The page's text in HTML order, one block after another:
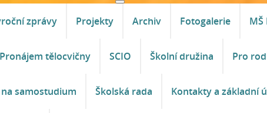
zprávy Projekty Archiv Fotogalerie MŠ
Pronájem tělocvičny SCIO Školní družina Pro
na samostudium Školská rada Kontakty a základní